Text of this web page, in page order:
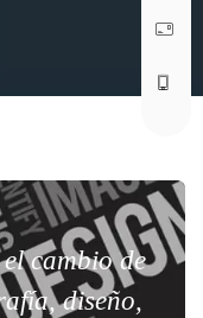
cambio de
diseño,